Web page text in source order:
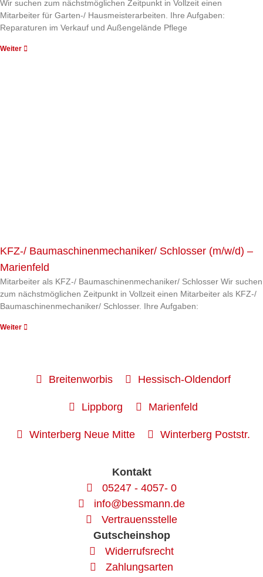
Wir suchen zum nächstmöglichen Zeitpunkt in Vollzeit einen
Mitarbeiter für Garten-/ Hausmeisterarbeiten. Ihre Aufgaben:
Reparaturen im Verkauf und Außengelände Pflege
Weiter
KFZ-/ Baumaschinenmechaniker/ Schlosser (m/w/d) –
Marienfeld
Mitarbeiter als KFZ-/ Baumaschinenmechaniker/ Schlosser Wir suchen
zum nächstmöglichen Zeitpunkt in Vollzeit einen Mitarbeiter als KFZ-/
Baumaschinenmechaniker/ Schlosser. Ihre Aufgaben:
Weiter
Breitenworbis Hessisch-Oldendorf
Lippborg Marienfeld
Winterberg Neue Mitte Winterberg Poststr.
Kontakt
05247 - 4057- 0
info@bessmann.de
Vertrauensstelle
Gutscheinshop
Widerrufsrecht
Zahlungsarten